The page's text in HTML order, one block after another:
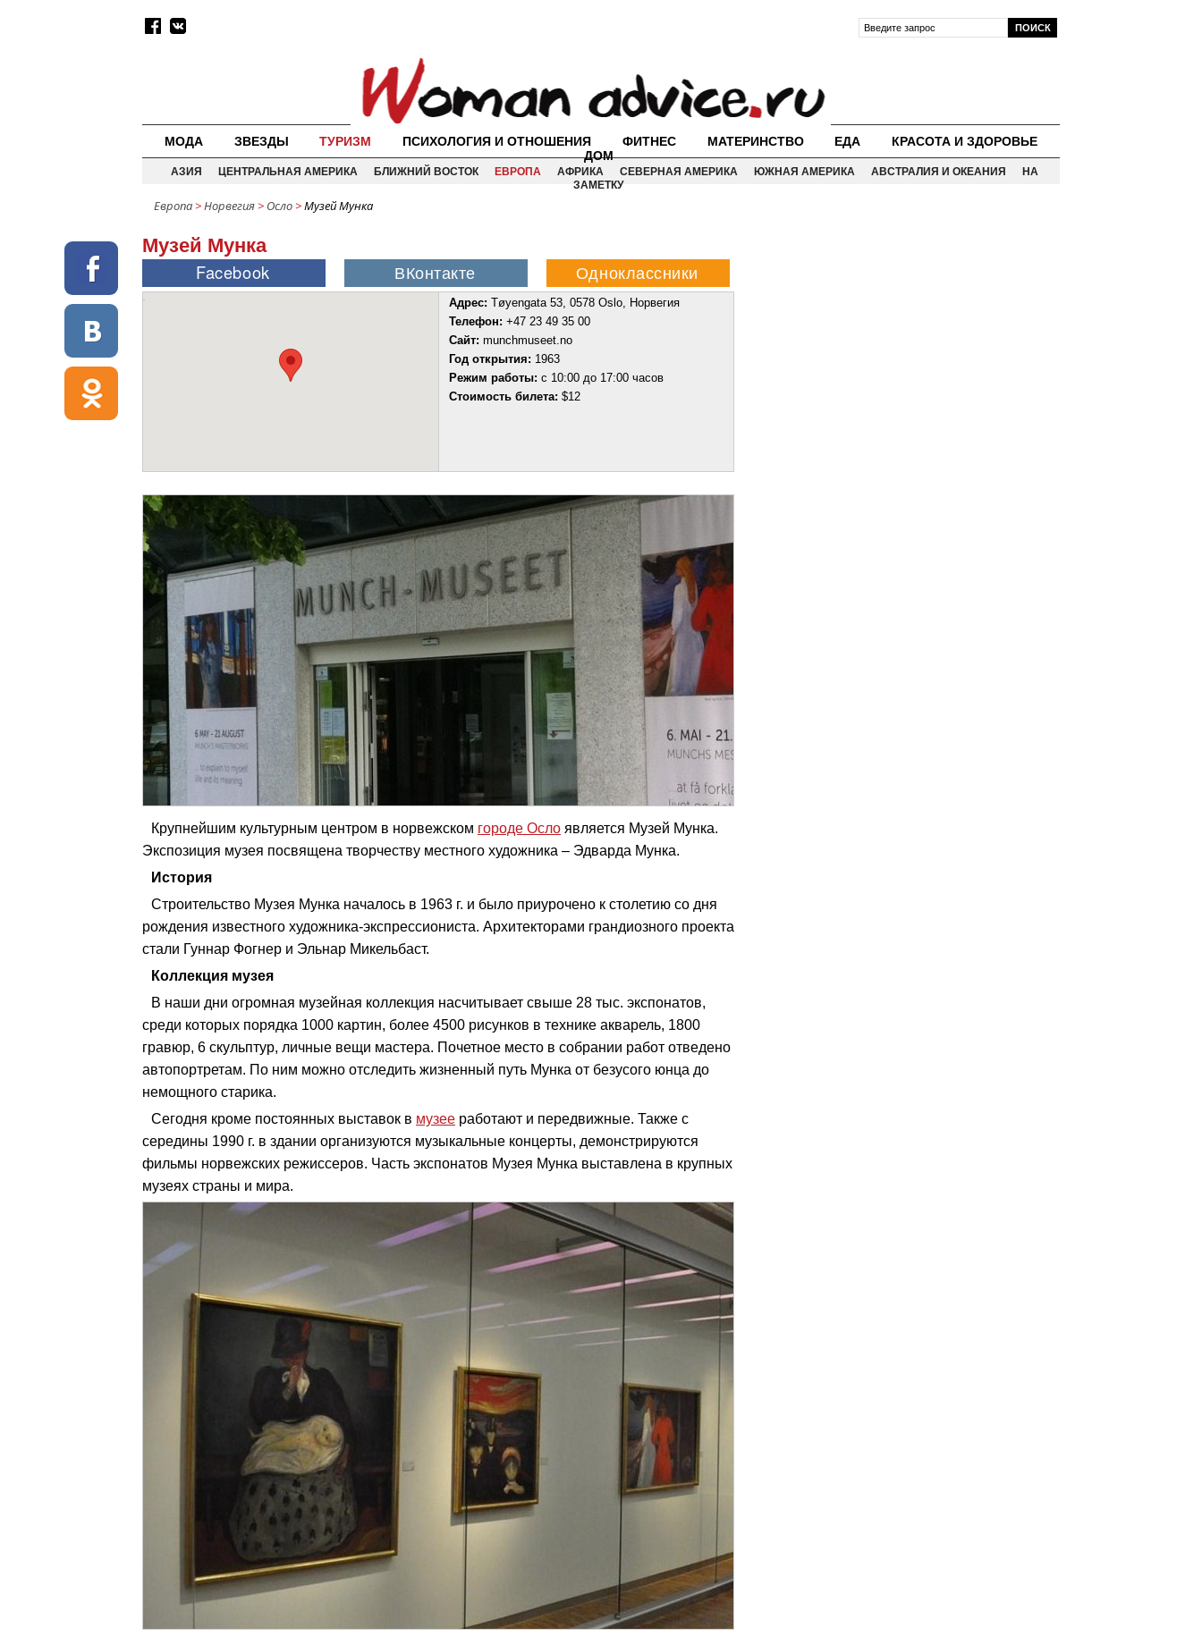
МОДА ЗВЕЗДЫ ТУРИЗМ ПСИХОЛОГИЯ И ОТНОШЕНИЯ ФИТНЕС МАТЕРИНСТВО ЕДА
КРАСОТА И ЗДОРОВЬЕ
ДОМ
АЗИЯ ЦЕНТРАЛЬНАЯ АМЕРИКА БЛИЖНИЙ ВОСТОК ЕВРОПА АФРИКА СЕВЕРНАЯ АМЕРИКА ЮЖНАЯ АМЕРИКА АВСТРАЛИЯ И ОКЕАНИЯ
НА
ЗАМЕТКУ
Европа >Норвегия > Осло >Музей Мунка
Музей Мунка
Адрес: Tøyengata 53, 0578 Oslo, Норвегия
Телефон: +47 23 49 35 00
Сайт: munchmuseet.no
Год открытия: 1963
Режим работы: с 10:00 до 17:00 часов
Стоимость билета: $12
Крупнейшим культурным центром в норвежском городе Осло является Музей Мунка.
Экспозиция музея посвящена творчеству местного художника – Эдварда Мунка.
История
Строительство Музея Мунка началось в 1963 г. и было приурочено к столетию со дня
рождения известного художника-экспрессиониста. Архитекторами грандиозного проекта
стали Гуннар Фогнер и Эльнар Микельбаст.
Коллекция музея
В наши дни огромная музейная коллекция насчитывает свыше 28 тыс. экспонатов,
среди которых порядка 1000 картин, более 4500 рисунков в технике акварель, 1800
гравюр, 6 скульптур, личные вещи мастера. Почетное место в собрании работ отведено
автопортретам. По ним можно отследить жизненный путь Мунка от безусого юнца до
немощного старика.
Сегодня кроме постоянных выставок в музее работают и передвижные. Также с
середины 1990 г. в здании организуются музыкальные концерты, демонстрируются
фильмы норвежских режиссеров. Часть экспонатов Музея Мунка выставлена в крупных
музеях страны и мира.